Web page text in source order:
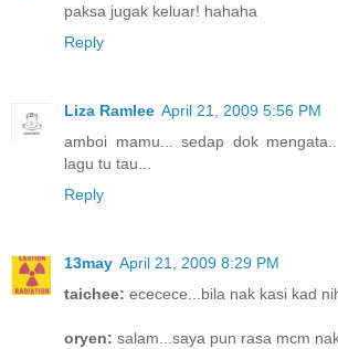
paksa jugak keluar! hahaha
Reply
Liza Ramlee April 21, 2009 5:56 PM
amboi mamu... sedap dok
lagu tu tau...
Reply
13may April 21, 2009 8:29 PM
taichee: ececece...bila nak kasi kad
oryen: salam...saya pun rasa mcm